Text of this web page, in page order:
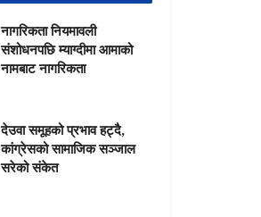
नागरिकता नियमावली
संशोधनपछि म्याग्दीमा आमाको
नामबाट नागरिकता
देउवा समूहको प्रभाव हट्दै,
कांग्रेसको सामाजिक सञ्जाल
सरेको संकेत